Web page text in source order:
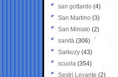
san gottardo (4)
San Martino (3)
San Miniato (2)
sanità (306)
Sarkozy (43)
scuola (354)
Sestri Levante (2)